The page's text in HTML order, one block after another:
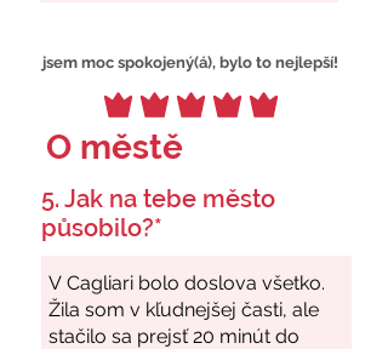
jsem moc spokojený(á), bylo to nejlepší!
O městě
5. Jak na tebe město
působilo?*